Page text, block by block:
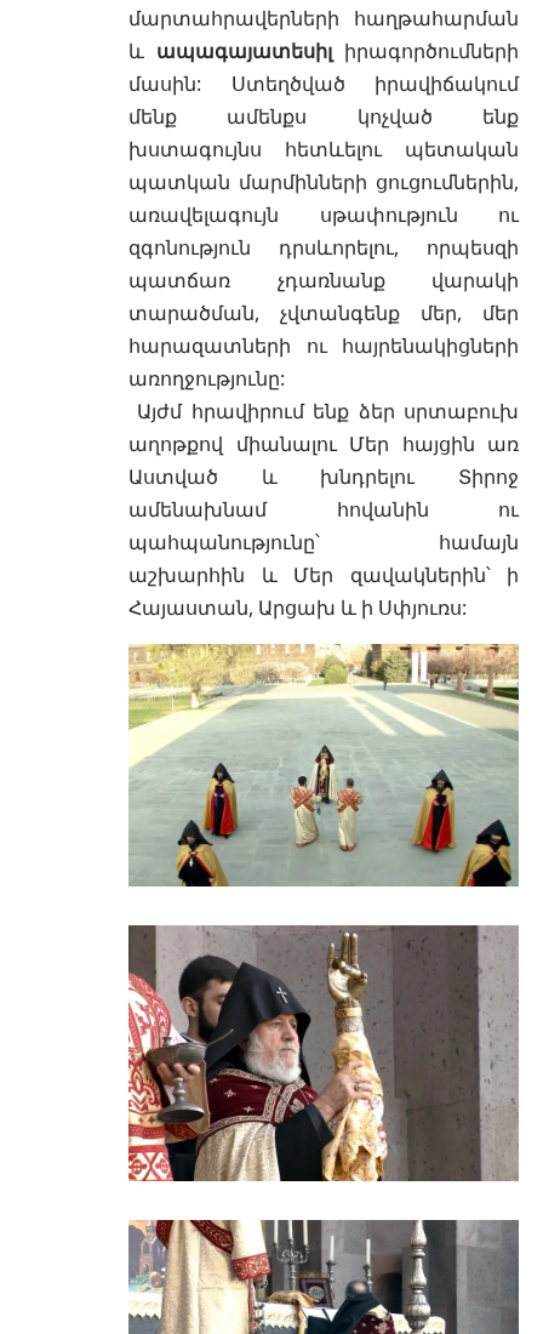
մարտահրավերների հաղթահարման
և ապագայատեսիլ իրագործումների
մասին: Ստեղծված իրավիճակում
մենք ամենքս կոչված ենք
խստագույնս հետևելու պետական
պատկան մարմինների ցուցումներին,
առավելագույն սթափություն ու
զգոնություն դրսևորելու, որպեսզի
պատճառ չդառնանք վարակի
տարածման, չվտանգենք մեր, մեր
հարազատների ու հայրենակիցների
առողջությունը:
Այժմ հրավիրում ենք ձեր սրտաբուխ
աղոթքով միանալու Մեր հայցին առ
Աստված և խնդրելու Տիրոջ
ամենախնամ հովանին ու
պահպանությունը՝ համայն
աշխարհին և Մեր զավակներին՝ ի
Հայաստան, Արցախ և ի Սփյուռս: